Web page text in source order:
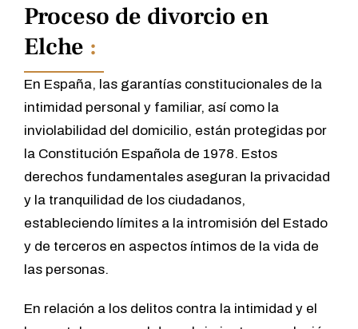
Proceso de divorcio en
Elche :
En España, las garantías constitucionales de la
intimidad personal y familiar, así como la
inviolabilidad del domicilio, están protegidas por
la Constitución Española de 1978. Estos
derechos fundamentales aseguran la privacidad
y la tranquilidad de los ciudadanos,
estableciendo límites a la intromisión del Estado
y de terceros en aspectos íntimos de la vida de
las personas.
En relación a los delitos contra la intimidad y el